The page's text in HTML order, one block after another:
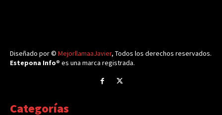
Diseñado por © MejorllamaaJavier, Todos los derechos reservados.
Estepona Info® es una marca registrada.
Categorías